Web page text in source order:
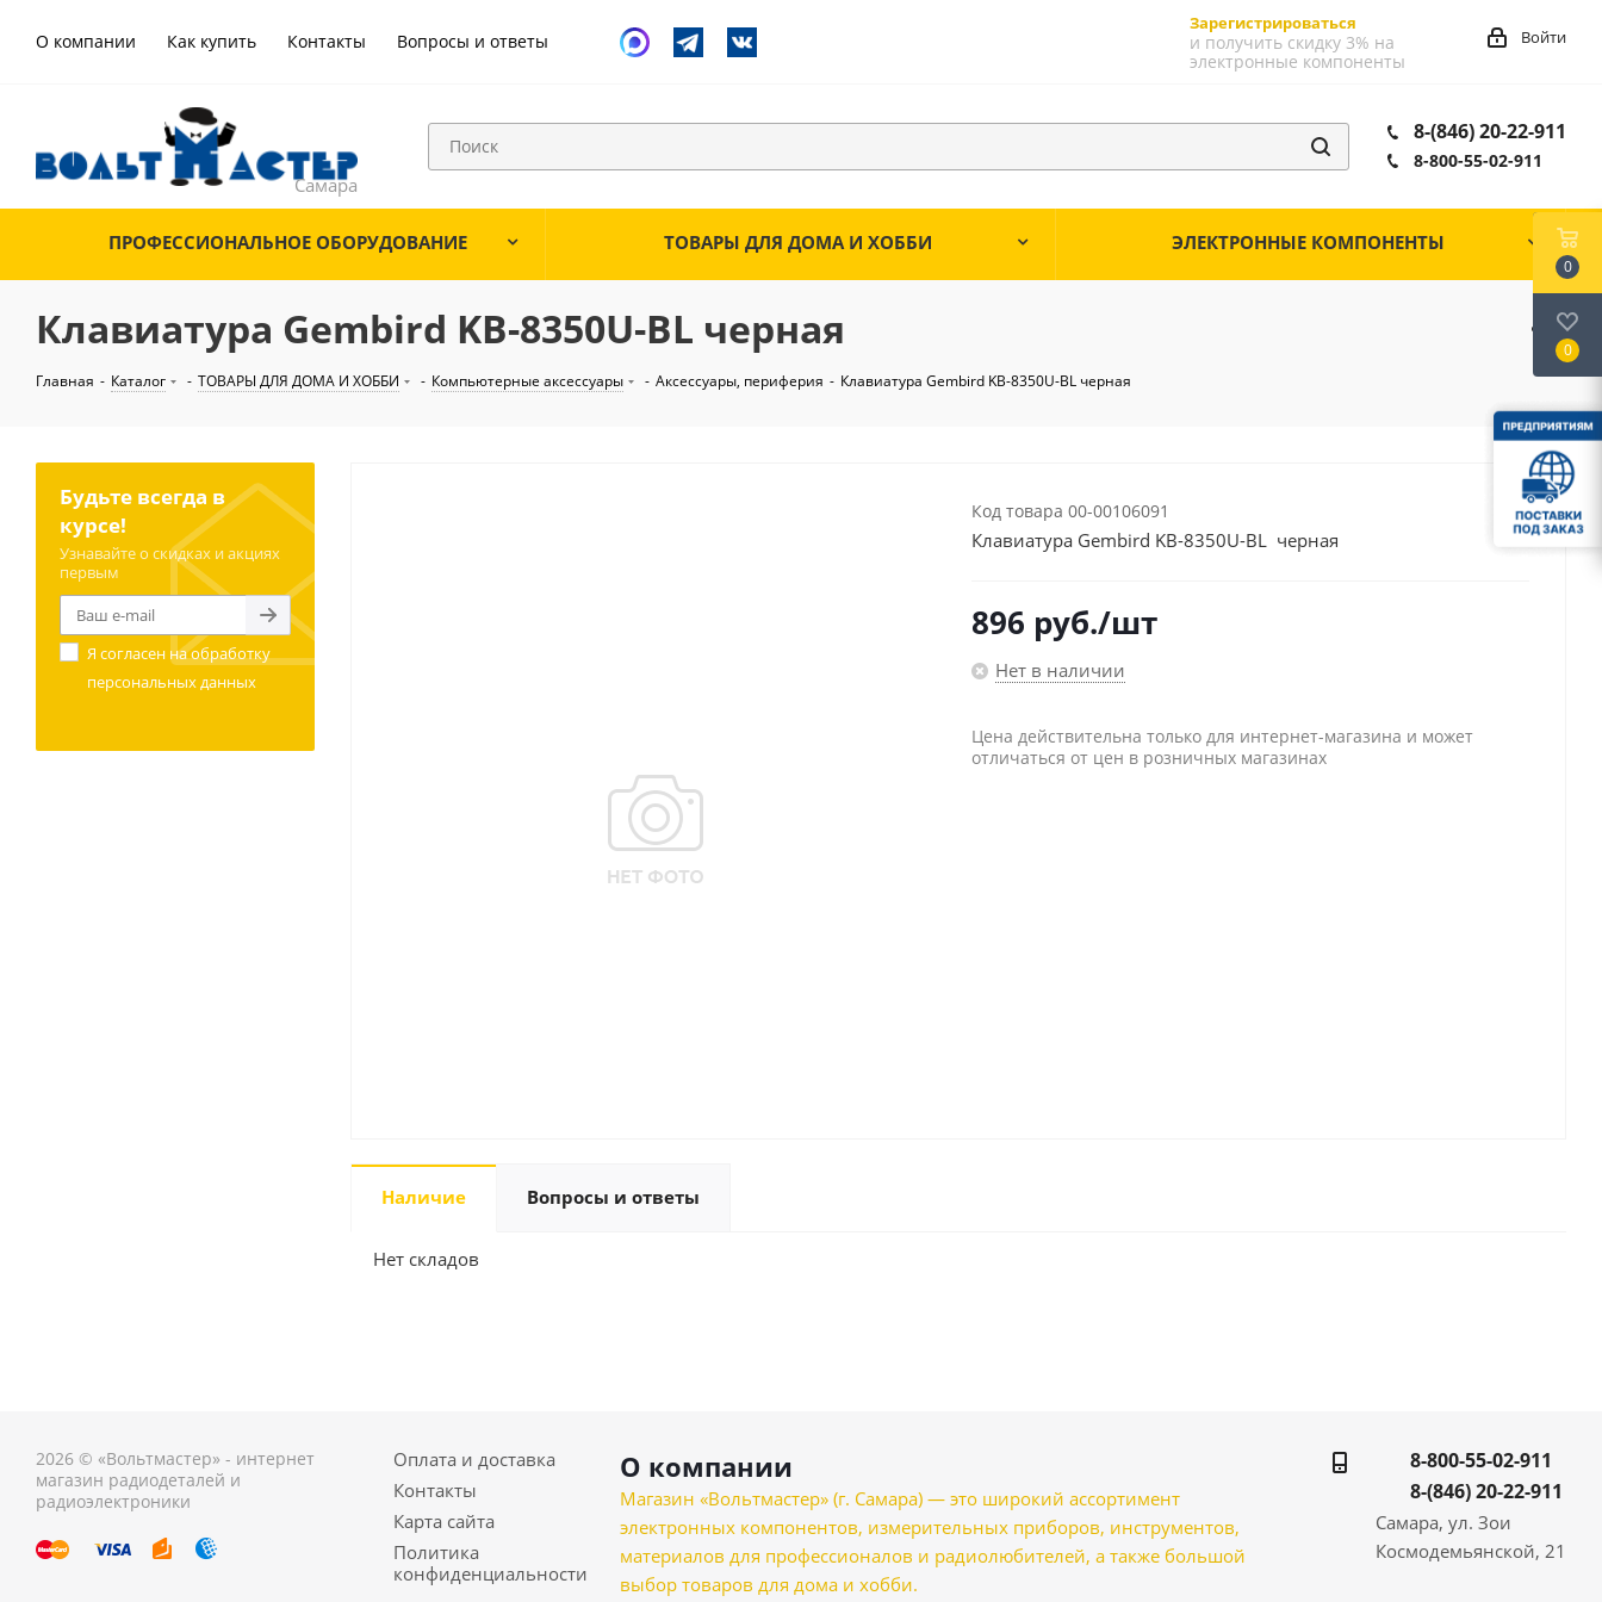
О компании Как купить Контакты Вопросы и ответы
Зарегистрироваться
и получить скидку 3% на
электронные компоненты
Войти
8-(846) 20-22-911
8-800-55-02-911
ПРОФЕССИОНАЛЬНОЕ ОБОРУДОВАНИЕ ТОВАРЫ ДЛЯ ДОМА И ХОББИ ЭЛЕКТРОННЫЕ КОМПОНЕНТЫ
Клавиатура Gembird KB-8350U-BL черная
Главная - Каталог - ТОВАРЫ ДЛЯ ДОМА И ХОББИ - Компьютерные аксессуары - Аксессуары, периферия - Клавиатура Gembird KB-8350U-BL черная
Код товара 00-00106091
Клавиатура Gembird KB-8350U-BL черная
896 руб./шт
Нет в наличии
Цена действительна только для интернет-магазина и может
отличаться от цен в розничных магазинах
Наличие Вопросы и ответы
Нет складов
Будьте всегда в
курсе!
Узнавайте о скидках и акциях
первым
Я согласен наобработку
персональных данных
2026 © «Вольтмастер» - интернет
магазин радиодеталей и
радиоэлектроники
Оплата и доставка
Контакты
Карта сайта
Политика
конфиденциальности
О компании
Магазин «Вольтмастер» (г. Самара) — это широкий ассортимент
электронных компонентов, измерительных приборов, инструментов,
материалов для профессионалов и радиолюбителей, а также большой
выбор товаров для дома и хобби.
8-800-55-02-911
8-(846) 20-22-911
Самара, ул. Зои
Космодемьянской, 21
0
0